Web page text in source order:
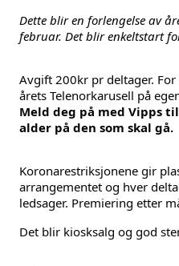
Dette blir en forlengelse av
februar. Det blir enkeltstart
Avgift 200kr pr deltager.
årets Telenorkarusell på
Meld deg på med Vipps
alder på den som skal gå.
Koronarestriksjonene gir
arrangementet og hver
ledsager. Premiering etter
Det blir kiosksalg og god